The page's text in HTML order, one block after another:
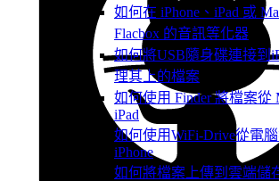
如何在 iPhone、iPad 或
Flacbox 的音訊等化器
如何將USB隨身碟連接到
理其上的檔案
如何使用 Finder 將檔案從
iPad
如何使用WiFi-Drive從電
iPhone
如何將檔案上傳到雲端儲